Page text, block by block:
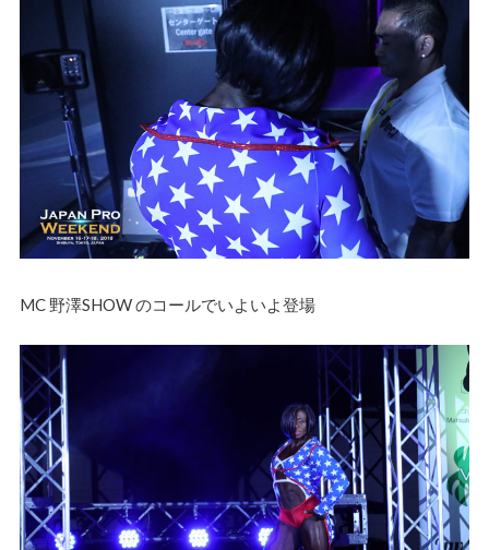
MC 野澤SHOW のコールでいよいよ登場